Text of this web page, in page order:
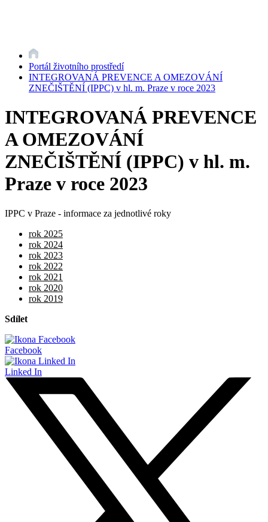
Portál životního prostředí
INTEGROVANÁ PREVENCE A OMEZOVÁNÍ
ZNEČIŠTĚNÍ (IPPC) v hl. m. Praze v roce 2023
INTEGROVANÁ PREVENCE
A OMEZOVÁNÍ
ZNEČIŠTĚNÍ (IPPC) v hl. m.
Praze v roce 2023
IPPC v Praze - informace za jednotlivé roky
rok 2025
rok 2024
rok 2023
rok 2022
rok 2021
rok 2020
rok 2019
Sdílet
Facebook
Linked In